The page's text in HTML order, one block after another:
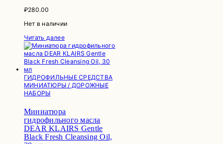
₽280.00
Нет в наличии
Читать далее
ГИДРОФИЛЬНЫЕ СРЕДСТВА
МИНИАТЮРЫ / ДОРОЖНЫЕ
НАБОРЫ
Миниатюра
гидрофильного масла
DEAR KLAIRS Gentle
Black Fresh Cleansing Oil,